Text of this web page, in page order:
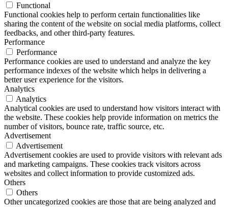
Functional
Functional cookies help to perform certain functionalities like
sharing the content of the website on social media platforms, collect
feedbacks, and other third-party features.
Performance
Performance
Performance cookies are used to understand and analyze the key
performance indexes of the website which helps in delivering a
better user experience for the visitors.
Analytics
Analytics
Analytical cookies are used to understand how visitors interact with
the website. These cookies help provide information on metrics the
number of visitors, bounce rate, traffic source, etc.
Advertisement
Advertisement
Advertisement cookies are used to provide visitors with relevant ads
and marketing campaigns. These cookies track visitors across
websites and collect information to provide customized ads.
Others
Others
Other uncategorized cookies are those that are being analyzed and